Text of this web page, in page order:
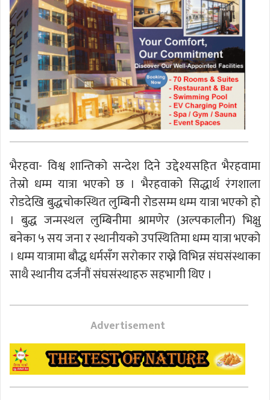
भैरहवा- विश्व शान्तिको सन्देश दिने उद्देश्यसहित भैरहवामा
तेस्रो धम्म यात्रा भएको छ । भैरहवाको सिद्धार्थ रंगशाला
रोडदेखि बुद्धचोकस्थित लुम्बिनी रोडसम्म धम्म यात्रा भएको हो
। बुद्ध जन्मस्थल लुम्बिनीमा श्रामणेर (अल्पकालीन) भिक्षु
बनेका ५ सय जना र स्थानीयको उपस्थितिमा धम्म यात्रा भएको
। धम्म यात्रामा बौद्ध धर्मसँग सरोकार राख्ने विभिन्न संघसंस्थाका
साथै स्थानीय दर्जनौं संघसंस्थाहरु सहभागी थिए ।
Advertisement